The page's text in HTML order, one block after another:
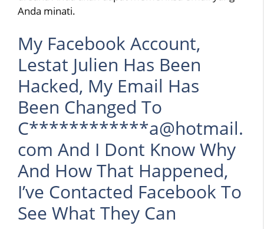
Anda minati.
My Facebook Account,
Lestat Julien Has Been
Hacked, My Email Has
Been Changed To
C************a@hotmail.
com And I Dont Know Why
And How That Happened,
I’ve Contacted Facebook To
See What They Can